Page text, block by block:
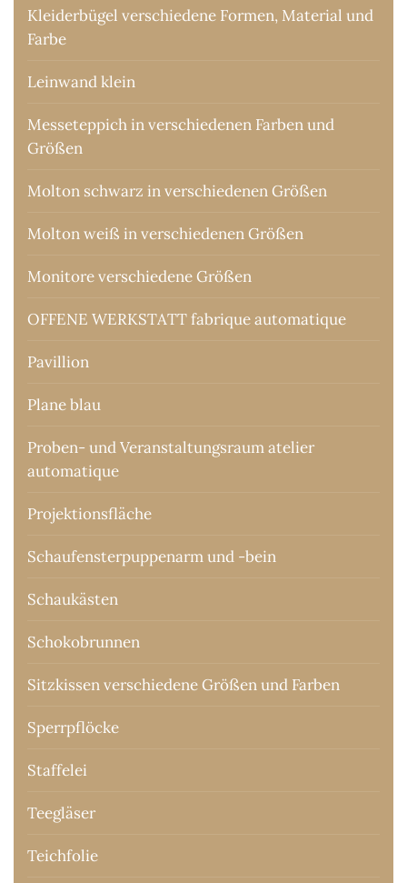
Kleiderbügel verschiedene Formen, Material und
Farbe
Leinwand klein
Messeteppich in verschiedenen Farben und
Größen
Molton schwarz in verschiedenen Größen
Molton weiß in verschiedenen Größen
Monitore verschiedene Größen
OFFENE WERKSTATT fabrique automatique
Pavillion
Plane blau
Proben- und Veranstaltungsraum atelier
automatique
Projektionsfläche
Schaufensterpuppenarm und -bein
Schaukästen
Schokobrunnen
Sitzkissen verschiedene Größen und Farben
Sperrpflöcke
Staffelei
Teegläser
Teichfolie